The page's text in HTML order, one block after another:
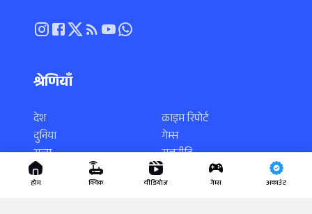
श्रेणियाँ
देश
दुनिया
राज्य
स्पोर्ट्स
एंटरटेनमेंट
क्राइम रिपोर्ट
गेम्स
राजनीति
करियर
साइंस-टेक
होम क्विक वीडियोज गेम्स अकाउंट